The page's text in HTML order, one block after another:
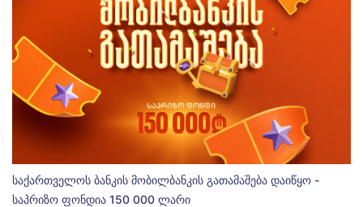
საქართველოს ბანკის მობილბანკის გათამაშება დაიწყო -
საპრიზო ფონდია 150 000 ლარი